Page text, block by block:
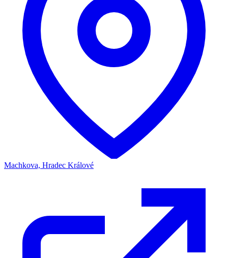
Machkova, Hradec Králové